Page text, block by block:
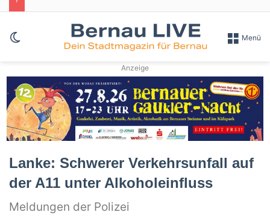
Skin umschalten Menü
Anzeige
Lanke: Schwerer Verkehrsunfall auf
der A11 unter Alkoholeinfluss
Meldungen der Polizei